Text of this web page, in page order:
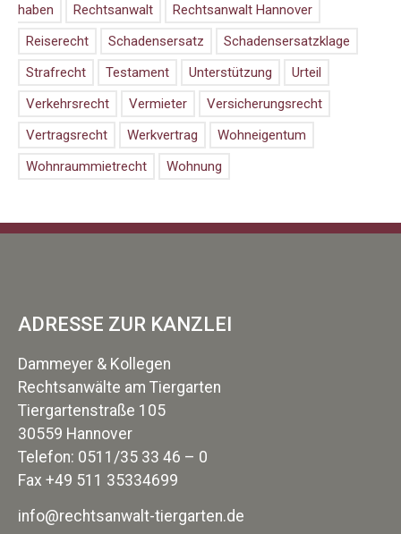
haben
Rechtsanwalt
Rechtsanwalt Hannover
Reiserecht
Schadensersatz
Schadensersatzklage
Strafrecht
Testament Unterstützung
Urteil
Verkehrsrecht
Vermieter
Versicherungsrecht
Vertragsrecht
Werkvertrag
Wohneigentum
Wohnraummietrecht
Wohnung
ADRESSE ZUR KANZLEI
Dammeyer & Kollegen
Rechtsanwälte am Tiergarten
Tiergartenstraße 105
30559 Hannover
Telefon: 0511/35 33 46 – 0
Fax +49 511 35334699
info@rechtsanwalt-tiergarten.de